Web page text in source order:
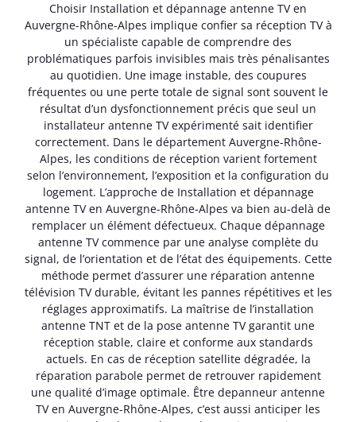
Choisir Installation et dépannage antenne TV en
Auvergne-Rhône-Alpes implique confier sa réception TV à
un spécialiste capable de comprendre des
problématiques parfois invisibles mais très pénalisantes
au quotidien. Une image instable, des coupures
fréquentes ou une perte totale de signal sont souvent le
résultat d’un dysfonctionnement précis que seul un
installateur antenne TV expérimenté sait identifier
correctement. Dans le département Auvergne-Rhône-
Alpes, les conditions de réception varient fortement
selon l’environnement, l’exposition et la configuration du
logement. L’approche de Installation et dépannage
antenne TV en Auvergne-Rhône-Alpes va bien au-delà de
remplacer un élément défectueux. Chaque dépannage
antenne TV commence par une analyse complète du
signal, de l’orientation et de l’état des équipements. Cette
méthode permet d’assurer une réparation antenne
télévision TV durable, évitant les pannes répétitives et les
réglages approximatifs. La maîtrise de l’installation
antenne TNT et de la pose antenne TV garantit une
réception stable, claire et conforme aux standards
actuels. En cas de réception satellite dégradée, la
réparation parabole permet de retrouver rapidement
une qualité d’image optimale. Être depanneur antenne
TV en Auvergne-Rhône-Alpes, c’est aussi anticiper les